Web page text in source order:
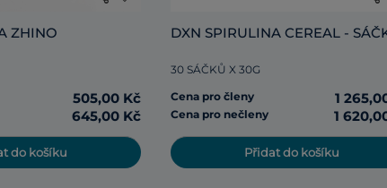
ZHINO
505,00 Kč
645,00 Kč
do košíku
DXN SPIRULINA CEREAL -
30 SÁČKŮ X 30G
Cena pro členy
1
Cena pro nečleny 1
Přidat do košíku